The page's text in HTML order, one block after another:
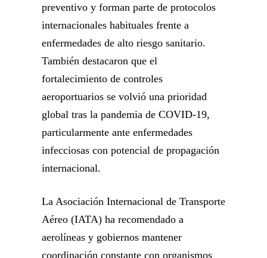
preventivo y forman parte de protocolos
internacionales habituales frente a
enfermedades de alto riesgo sanitario.
También destacaron que el
fortalecimiento de controles
aeroportuarios se volvió una prioridad
global tras la pandemia de COVID-19,
particularmente ante enfermedades
infecciosas con potencial de propagación
internacional.
La Asociación Internacional de Transporte
Aéreo (IATA) ha recomendado a
aerolíneas y gobiernos mantener
coordinación constante con organismos